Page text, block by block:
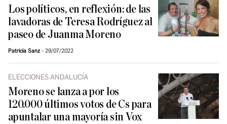
Los políticos, en reflexión: de las
lavadoras de Teresa Rodríguez al
paseo de Juanma Moreno
Patricia Sanz 29/07/2022
ELECCIONES ANDALUCÍA
Moreno se lanza a por los
120.000 últimos votos de Cs para
apuntalar una mayoría sin Vox